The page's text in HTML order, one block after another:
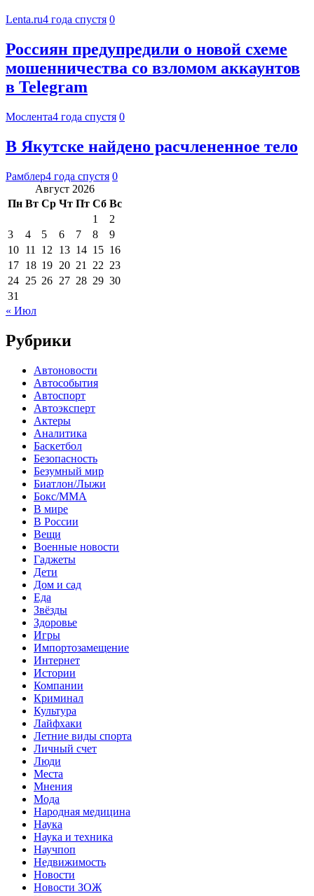
Lenta.ru4 года спустя 0
Россиян предупредили о новой схеме
мошенничества со взломом аккаунтов
в Telegram
Мослента4 года спустя 0
В Якутске найдено расчлененное тело
Рамблер4 года спустя 0
Август 2026
Пн Вт Ср Чт Пт Сб Вс
1
2
3
4 5 6 7 8
9
10 11 12 13 14 15 16
17 18 19 20 21 22 23
24 25 26 27 28 29 30
31
« Июл
Рубрики
Автоновости
Автособытия
Автоспорт
Автоэксперт
Актеры
Аналитика
Баскетбол
Безопасность
Безумный мир
Биатлон/Лыжи
Бокс/MMA
В мире
В России
Вещи
Военные новости
Гаджеты
Дети
Дом и сад
Еда
Звёзды
Здоровье
Игры
Импортозамещение
Интернет
Истории
Компании
Криминал
Культура
Лайфхаки
Летние виды спорта
Личный счет
Люди
Места
Мнения
Мода
Народная медицина
Наука
Наука и техника
Научпоп
Недвижимость
Новости
Новости ЗОЖ